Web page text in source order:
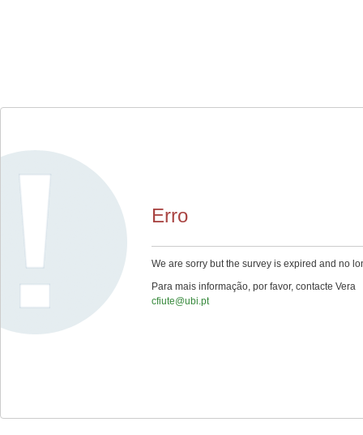
Erro
We are sorry but the survey is expired and no
Para mais informação, por favor, contacte Vera
cfiute@ubi.pt